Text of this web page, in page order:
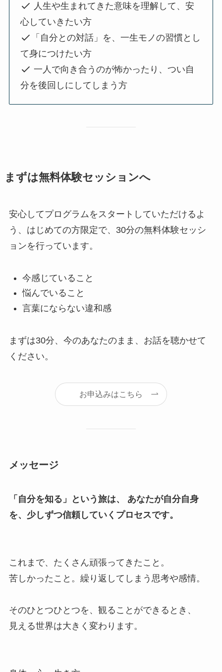
人生や生まれてきた意味を理解して、安
心していきたい方
「自分との対話」を、一生モノの習慣とし
て身につけたい方
一人で向き合うのが怖かったり、つい自
分を後回しにしてしまう方
まずは無料体験セッションへ
安心してプログラムをスタートしていただけるよ
う、はじめての方限定で、30分の無料体験セッシ
ョンを行っています。
今感じていること
悩んでいること
言葉にならない違和感
まずは30分、今のあなたのまま、お話を聴かせて
ください。
お申込みはこちら
メッセージ
「自分を知る」という旅は、
あなたが自分自身
を、少しずつ信頼していくプロセスです。
これまで、たくさん頑張ってきたこと。
苦しかったこと。繰り返してしまう思考や感情。
そのひとつひとつを、観ることができるとき、
見える世界は大きく変わります。